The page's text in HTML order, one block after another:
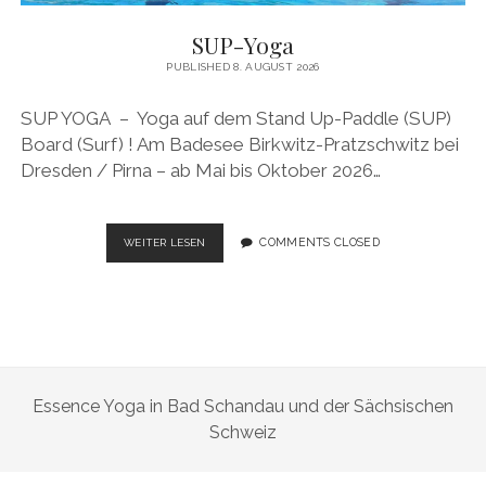
SUP-Yoga
PUBLISHED 8. AUGUST 2026
SUP YOGA – Yoga auf dem Stand Up-Paddle (SUP)
Board (Surf) ! Am Badesee Birkwitz-Pratzschwitz bei
Dresden / Pirna – ab Mai bis Oktober 2026…
WEITER LESEN
YOGA
COMMENTS CLOSED
Essence Yoga in Bad Schandau und der Sächsischen
Schweiz